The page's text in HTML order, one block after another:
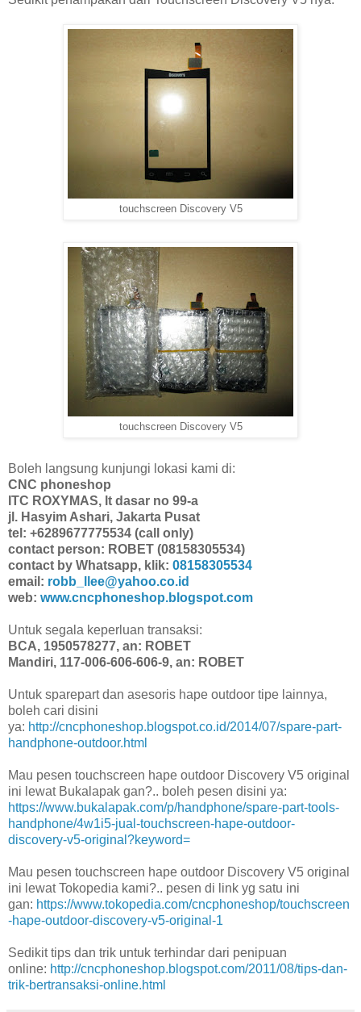
touchscreen Discovery V5
touchscreen Discovery V5
Boleh langsung kunjungi lokasi kami di:
CNC phoneshop
ITC ROXYMAS, lt dasar no 99-a
jl. Hasyim Ashari, Jakarta Pusat
tel: +6289677775534 (call only)
contact person: ROBET (08158305534)
contact by Whatsapp, klik: 08158305534
email: robb_llee@yahoo.co.id
web: www.cncphoneshop.blogspot.com
Untuk segala keperluan transaksi:
BCA, 1950578277, an: ROBET
Mandiri, 117-006-606-606-9, an: ROBET
Untuk sparepart dan asesoris hape outdoor tipe lainnya,
boleh cari disini
ya: http://cncphoneshop.blogspot.co.id/2014/07/spare-part-
handphone-outdoor.html
Mau pesen touchscreen hape outdoor Discovery V5 original
ini lewat Bukalapak gan?.. boleh pesen disini ya:
https://www.bukalapak.com/p/handphone/spare-part-tools-
handphone/4w1i5-jual-touchscreen-hape-outdoor-
discovery-v5-original?keyword=
Mau pesen touchscreen hape outdoor Discovery V5 original
ini lewat Tokopedia kami?.. pesen di link yg satu ini
gan: https://www.tokopedia.com/cncphoneshop/touchscreen
-hape-outdoor-discovery-v5-original-1
Sedikit tips dan trik untuk terhindar dari penipuan
online: http://cncphoneshop.blogspot.com/2011/08/tips-dan-
trik-bertransaksi-online.html